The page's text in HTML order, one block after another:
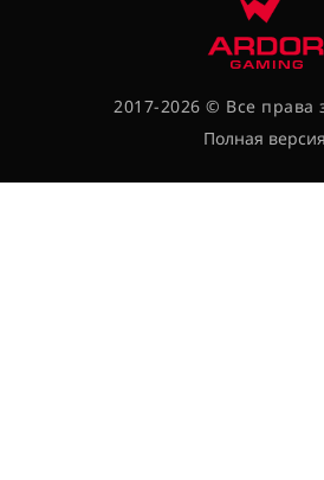
2017-2026 © Все
Полная версия